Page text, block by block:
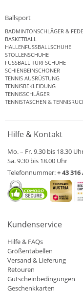
Ballsport
BADMINTONSCHLÄGER &
BASKETBALL
HALLENFUSSBALLSCHUHE
STOLLENSCHUHE
FUSSBALL TURFSCHUHE
SCHIENBEINSCHONER
TENNIS AUSRÜSTUNG
TENNISBEKLEIDUNG
TENNISSCHLÄGER
TENNISTASCHEN &
Hilfe & Kontakt
Mo. – Fr. 9.30 bis 18.30
Sa. 9.30 bis 18.00 Uhr
Telefonnummer:+ 43 316
Kundenservice
Hilfe & FAQs
Größentabellen
Versand & Lieferung
Retouren
Gutscheinbedingungen
Geschenkkarten